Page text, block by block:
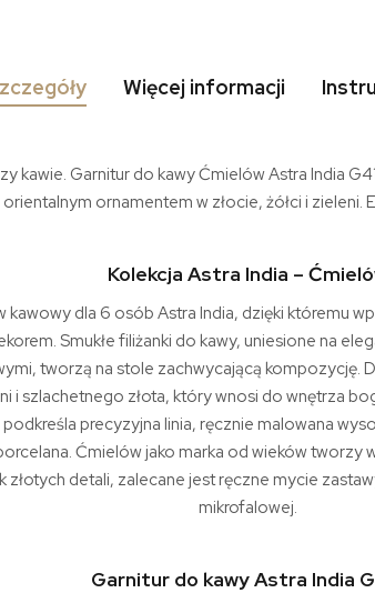
kawie. Garnitur do kawy Ćmielów Astra India
ornamentem w złocie, żółci i
Kolekcja Astra India –
dla 6 osób Astra India, dzięki któremu
Smukłe filiżanki do kawy, uniesione na
tworzą na stole zachwycającą kompozycję.
i szlachetnego złota, który wnosi do wnętrza
precyzyjna linia, ręcznie malowana
Ćmielów jako marka od wieków tworzy
detali, zalecane jest ręczne mycie
mikrofalowej.
Garnitur do kawy Astra India
Więcej informacji